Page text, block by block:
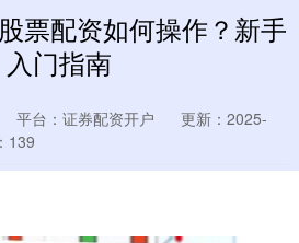
票配资如何操作？新手
入门指南
平台：证券配资开户
更新：2025-
139